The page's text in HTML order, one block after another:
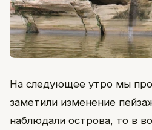
На следующее утро мы
заметили изменение
наблюдали острова, то в